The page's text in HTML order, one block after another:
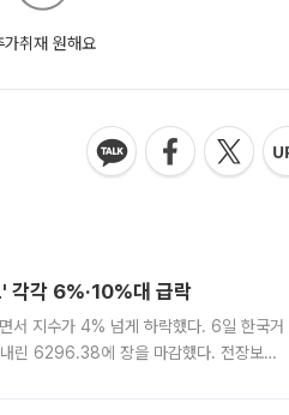
가취재 원해요
각각 6%·10%대 급락
서 지수가 4% 넘게 하락했다. 6일 한국거
린 6296.38에 장을 마감했다. 전장보다